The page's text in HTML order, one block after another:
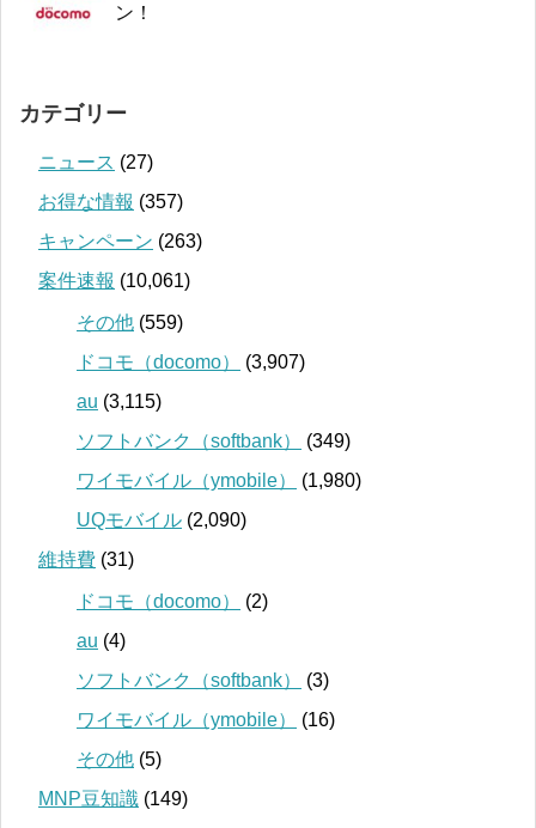
ン！
カテゴリー
ニュース (27)
お得な情報 (357)
キャンペーン (263)
案件速報 (10,061)
その他 (559)
ドコモ（docomo）
(3,907)
au (3,115)
ソフトバンク（softbank）
(349)
ワイモバイル（ymobile）
(1,980)
UQモバイル (2,090)
維持費 (31)
ドコモ（docomo）
(2)
au (4)
ソフトバンク（softbank）
(3)
ワイモバイル（ymobile）
(16)
その他 (5)
MNP豆知識 (149)